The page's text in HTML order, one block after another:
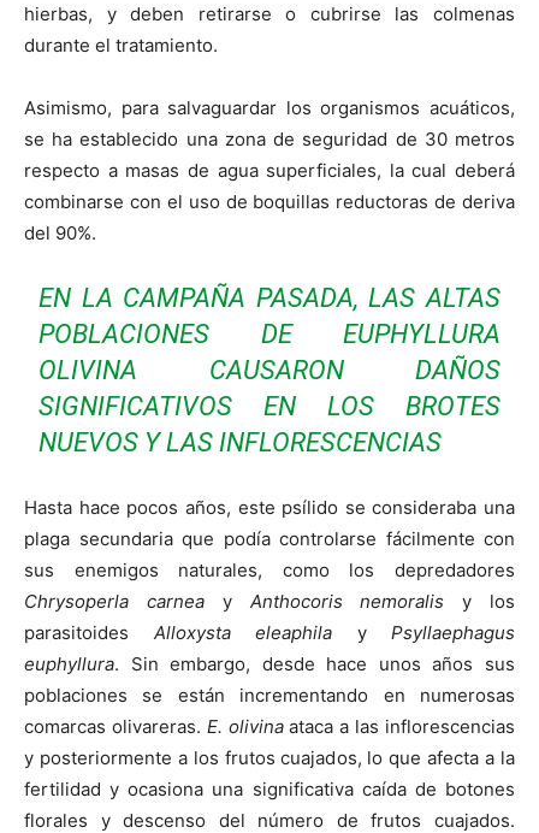
hierbas, y deben retirarse o cubrirse las colmenas
durante el tratamiento.
Asimismo, para salvaguardar los organismos acuáticos,
se ha establecido una zona de seguridad de 30 metros
respecto a masas de agua superficiales, la cual deberá
combinarse con el uso de boquillas reductoras de deriva
del 90%.
EN LA CAMPAÑA PASADA, LAS ALTAS
POBLACIONES DE EUPHYLLURA
OLIVINA CAUSARON DAÑOS
SIGNIFICATIVOS EN LOS BROTES
NUEVOS Y LAS INFLORESCENCIAS
Hasta hace pocos años, este psílido se consideraba una
plaga secundaria que podía controlarse fácilmente con
sus enemigos naturales, como los depredadores
Chrysoperla carneay Anthocoris nemoralis y los
parasitoides Alloxysta eleaphila y Psyllaephagus
euphyllura. Sin embargo, desde hace unos años sus
poblaciones se están incrementando en numerosas
comarcas olivareras. E. olivinaataca a las inflorescencias
y posteriormente a los frutos cuajados, lo que afecta a la
fertilidad y ocasiona una significativa caída de botones
florales y descenso del número de frutos cuajados.